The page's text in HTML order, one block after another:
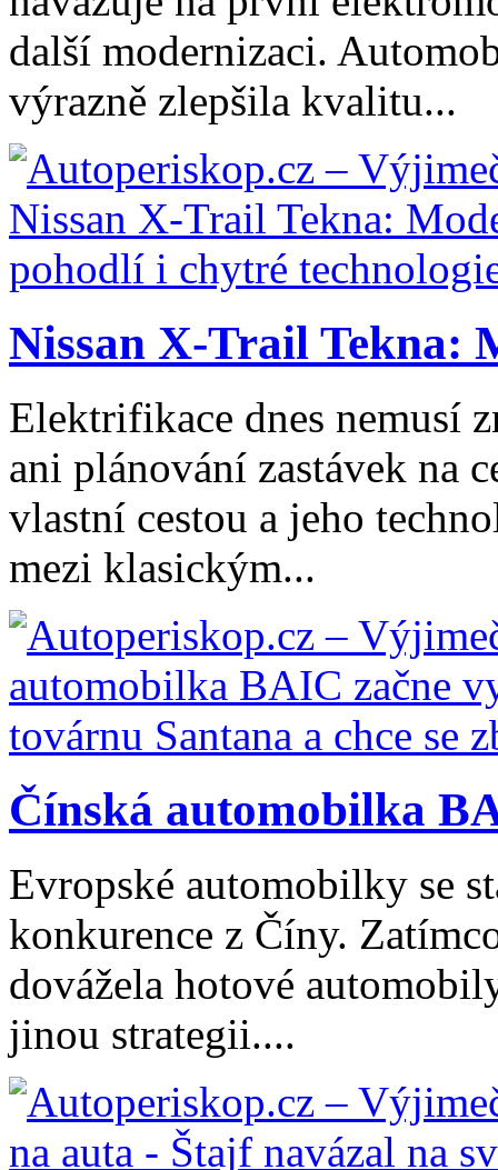
další modernizaci.
výrazně zlepšila kvalitu...
Nissan X-Trail Tekna:
Elektrifikace dnes nemusí
ani plánování zastávek na
vlastní cestou a jeho
mezi klasickým...
Čínská automobilka
Evropské automobilky se
konkurence z Číny.
dovážela hotové
jinou strategii....